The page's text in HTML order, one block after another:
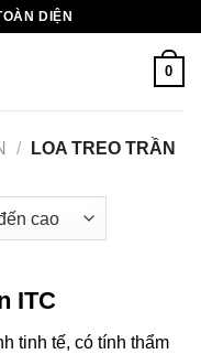
DIỆN
0
/
LOA TREO TRẦN
ITC
tinh tế, có tính thẩm